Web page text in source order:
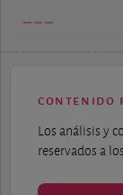
contenido
Los análisis y
reservados a